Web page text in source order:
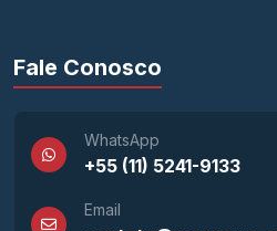
Fale Conosco
WhatsApp
+55 (11) 5241-9133
Email